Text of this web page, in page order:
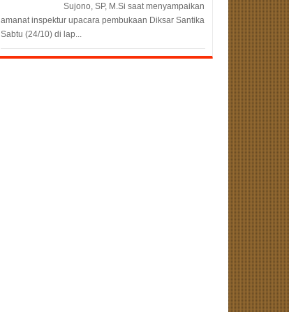
Sujono, SP, M.Si saat menyampaikan
amanat inspektur upacara pembukaan Diksar Santika
Sabtu (24/10) di lap...